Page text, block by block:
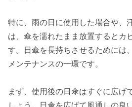
特に、雨の日に使用した場合や、
は、傘を濡れたまま放置するとカ
す。日傘を長持ちさせるためには
メンテナンスの一環です。
まず、使用後の日傘はすぐに広げ
しょう。日傘を広げて風通しの良